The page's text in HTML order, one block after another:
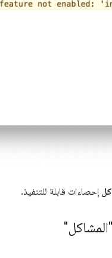
إحصاءات قابلة للتنفيذ.